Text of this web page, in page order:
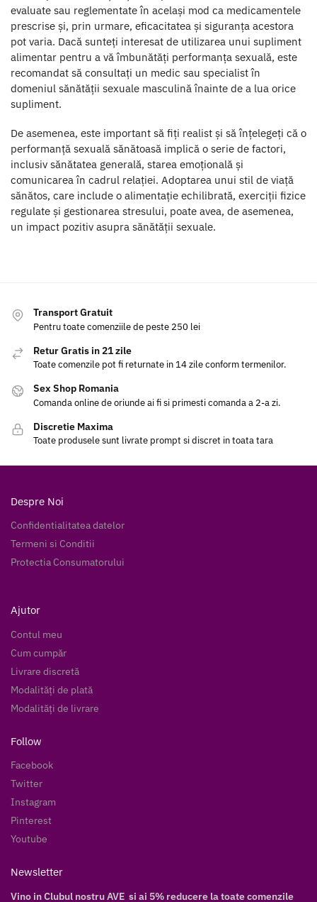
evaluate sau reglementate în același mod ca medicamentele
prescrise și, prin urmare, eficacitatea și siguranța acestora
pot varia. Dacă sunteți interesat de utilizarea unui supliment
alimentar pentru a vă îmbunătăți performanța sexuală, este
recomandat să consultați un medic sau specialist în
domeniul sănătății sexuale masculină înainte de a lua orice
supliment.
De asemenea, este important să fiți realist și să înțelegeți că o
performanță sexuală sănătoasă implică o serie de factori,
inclusiv sănătatea generală, starea emoțională și
comunicarea în cadrul relației. Adoptarea unui stil de viață
sănătos, care include o alimentație echilibrată, exerciții fizice
regulate și gestionarea stresului, poate avea, de asemenea,
un impact pozitiv asupra sănătății sexuale.
Transport Gratuit
Pentru toate comenziile de peste 250 lei
Retur Gratis in 21 zile
Toate comenzile pot fi returnate in 14 zile conform termenilor.
Sex Shop Romania
Comanda online de oriunde ai fi si primesti comanda a 2-a zi.
Discretie Maxima
Toate produsele sunt livrate prompt si discret in toata tara
Despre Noi
Confidentialitatea datelor
Termeni si Conditii
Protectia Consumatorului
Ajutor
Contul meu
Cum cumpăr
Livrare discretă
Modalități de plată
Modalități de livrare
Follow
Facebook
Twitter
Instagram
Pinterest
Youtube
Newsletter
Vino in Clubul nostru AVE si ai 5% reducere la toate comenzile